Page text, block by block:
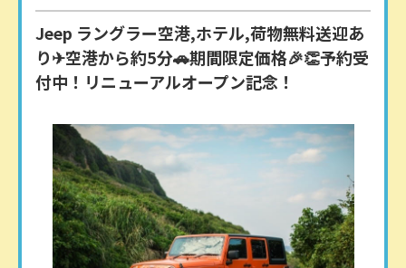
Jeep ラングラー空港,ホテル,荷物無料送迎あ
り✈空港から約5分🚗期間限定価格🎉👏予約受
付中！リニューアルオープン記念！